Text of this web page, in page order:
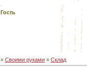
Гость
» Своими руками » Склад